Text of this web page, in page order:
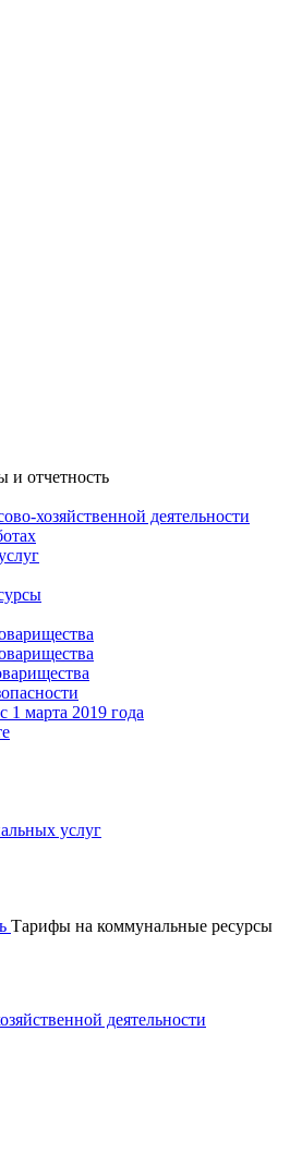
и отчетность
хозяйственной деятельности
1 марта 2019 года
услуг
Тарифы на коммунальные ресурсы
деятельности